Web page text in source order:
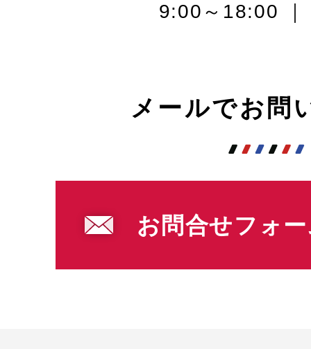
9:00～18:00 ｜
メールでお問
お問合せフォ